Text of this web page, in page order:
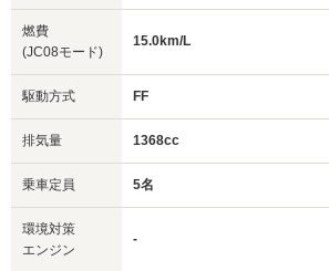
燃費
(JC08モード)
15.0km/L
駆動方式 FF
排気量 1368cc
乗車定員 5名
環境対策
エンジン
-